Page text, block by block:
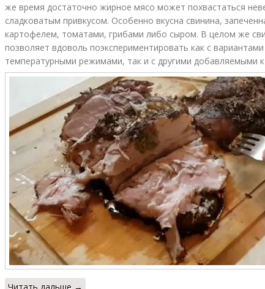
же время достаточно жирное мясо может похвастаться
сладковатым привкусом. Особенно вкусна свинина,
картофелем, томатами, грибами либо сыром. В целом же
позволяет вдоволь поэкспериментировать как с
температурными режимами, так и с другими добавляемыми